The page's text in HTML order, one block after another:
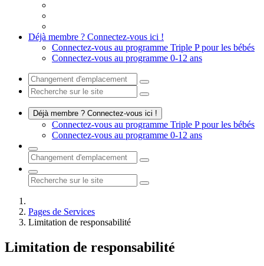
Déjà membre ? Connectez-vous ici !
Connectez-vous au programme Triple P pour les bébés
Connectez-vous au programme 0-12 ans
Déjà membre ? Connectez-vous ici !
Connectez-vous au programme Triple P pour les bébés
Connectez-vous au programme 0-12 ans
Pages de Services
Limitation de responsabilité
Limitation de responsabilité